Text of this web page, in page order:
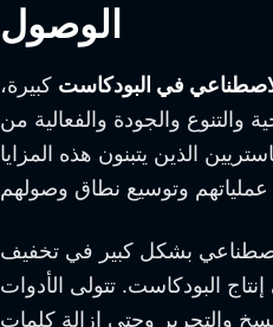
الوصول
في البودكاست كبيرة،
والتنوع والجودة والفعالية من
الذين يتبنون هذه المزايا
بشكل كبير في تخفيف
البودكاست. تتولى الأدوات
والتحرير وحتى إزالة كلمات